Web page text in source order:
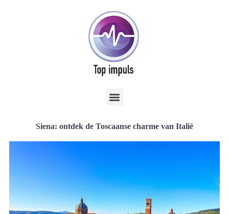
Siena: ontdek de Toscaanse charme van Italië